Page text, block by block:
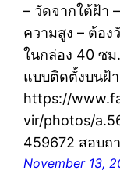
– วัดจากใต้ฝ้า
ความสูง – ต้อง
ในกล่อง 40 ซ
แบบติดตั้งบนฝ้
https://
vir/photos/
459672 สอบถ
November 13,